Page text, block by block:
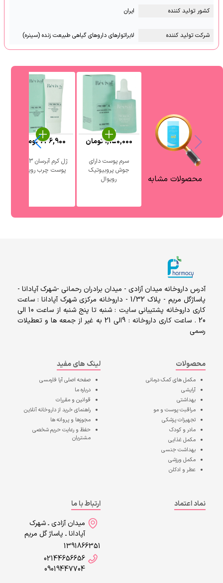
کشور تولید کننده ایران
شرکت تولید کننده لابراتوارهای داروهای گیاهی طبیعت زنده (سینره)
محصولات مشابه
سرم پوست دارای
جوش پروبیوتیک
رویوال
1,150,000تومان
پوست چرب رویوال
736,900تومان
آدرس داروخانه میدان آزادی - میدان برادران رحمانی -شهرک آپادانا -
پاساژگل مریم - پلاک 1/32 - داروخانه مرکزی شهرک آپادانا : ساعت
کاری داروخانه پشتیبانی سایت : شنبه تا پنج شنبه از ساعت 10 الی
20 . ساعت کاری داروخانه : 9الی 21 به غیر از جمعه ها و تعطیلات
رسمی
محصولات
مکمل های کمک درمانی
آرایشی
بهداشتی
مراقبت پوست و مو
تجهیزات پزشکی
مادر و کودک
مکمل غذایی
بهداشت جنسی
مکمل ورزشی
عطر و ادکلن
لینک های مفید
صفحه اصلیآپا فارمسی
درباره ما
قوانین و مقررات
راهنمای خرید از داروخانه آنلاین
مجوزها و پروانه ها
حفظ و رعایت حریم شخصی
مشتریان
نماد اعتماد
ارتباط با ما
میدان آزادی ـ شهرک
آپادانا ـ پاساژ گل مریم
1391866351
02144656656
09019447704